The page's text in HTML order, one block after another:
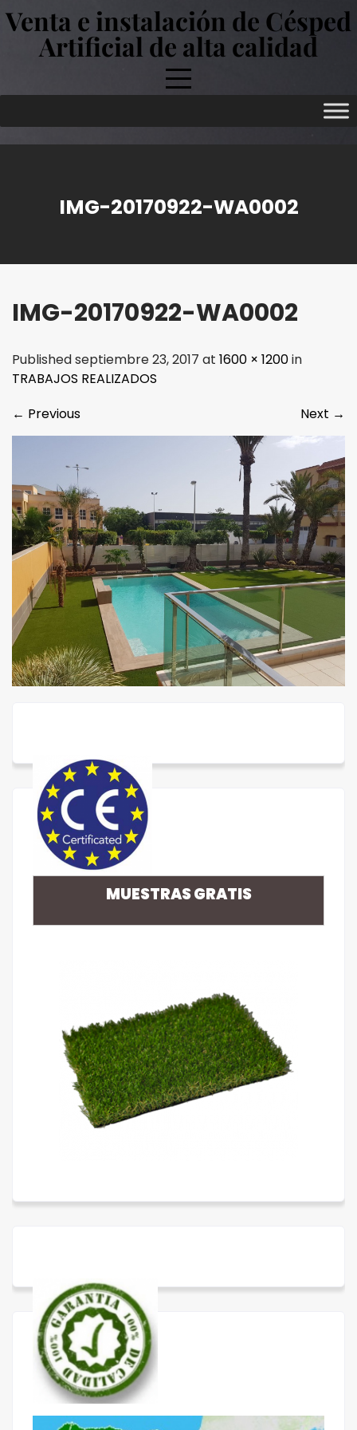
Skip
to
content
Venta e instalación de Césped
Artificial de alta calidad
IMG-20170922-WA0002
IMG-20170922-WA0002
Published septiembre 23, 2017 at 1600 × 1200in
TRABAJOS REALIZADOS
← Previous Next →
MUESTRAS GRATIS